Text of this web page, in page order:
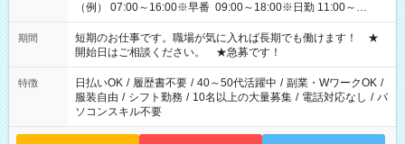
（例） 07:00～16:00※早番 09:00～18:00※日勤 11:00～
20:00※遅番 ※時間は、固定・選べる施設もあるので、ご希望が
あれば調整できます！ ※シフト制。勤務地により実働時間が異
なります。★家庭の都合でお休みが必要な場合も遠慮なくご相
談ください。
期間
短期のお仕事です。職場が気に入れば長期でも働けます！ ★
開始日はご相談ください。 ★急募です！
特徴 日払いOK / 履歴書不要 / 40～50代活躍中 / 副業・WワークOK /
服装自由 / シフト勤務 / 10名以上の大量募集 / 電話対応なし / パ
ソコンスキル不要